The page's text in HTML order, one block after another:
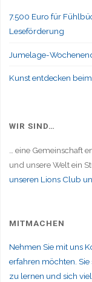
7.500 Euro für
Leseförderung
Jumelage-
Kunst entdecken
WIR SIND…
… eine Gemeinschaft
und unsere Welt ein
unseren Lions Club
MITMACHEN
Nehmen Sie mit uns
erfahren möchten.
zu lernen und sich